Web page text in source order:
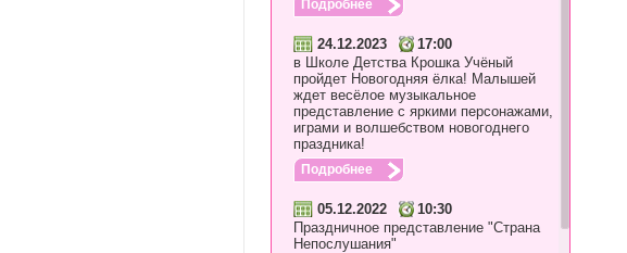
Подробнее
24.12.2023
17:00
в Школе Детства Крошка Учёный
пройдет Новогодняя ёлка! Малышей
ждет весёлое музыкальное
представление с яркими персонажами,
играми и волшебством новогоднего
праздника!
Подробнее
05.12.2022
10:30
Праздничное представление "Страна
Непослушания"